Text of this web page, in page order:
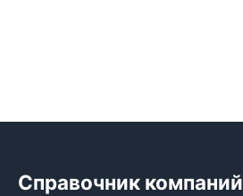
Справочник компаний